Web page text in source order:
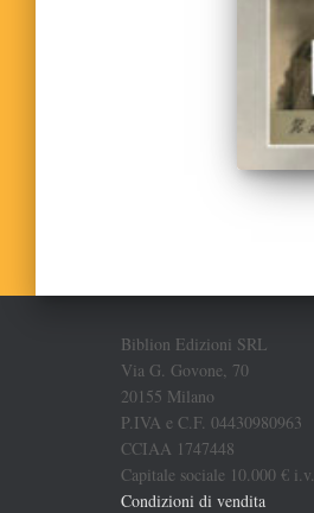
Biblion Edizioni SRL
Via G. Govone, 70
20155 Milano
P.IVA e C.F. 04430980963
CCIAA 1747448
Capitale sociale 10.000 € i.v.
Condizioni di vendita